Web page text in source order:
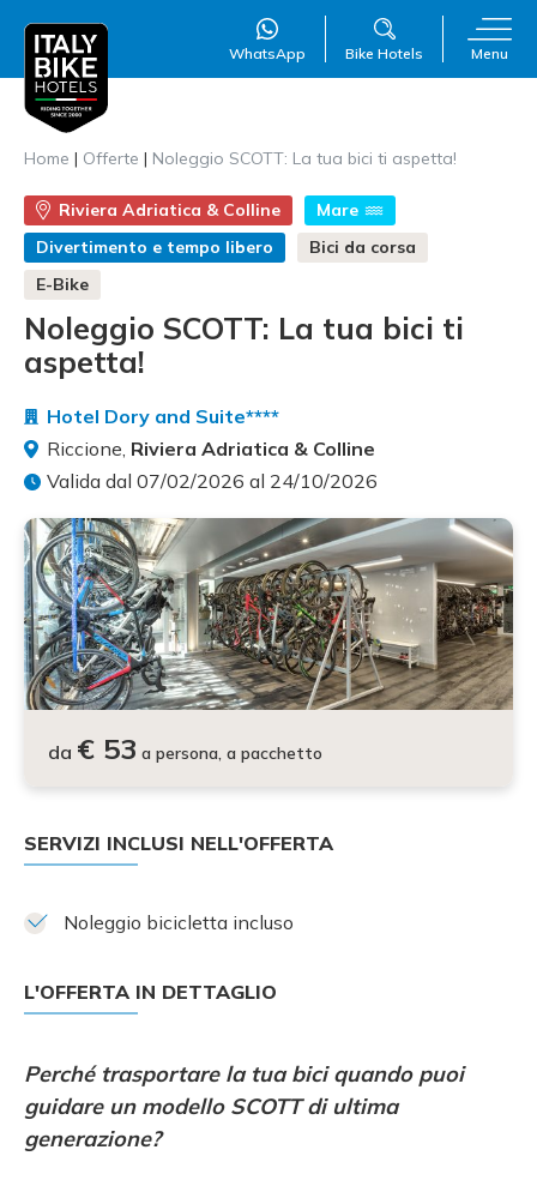
Menu
Bike Hotels
WhatsApp
Home | Offerte | Noleggio SCOTT: La tua bici ti aspetta!
Riviera Adriatica & Colline
Mare
Divertimento e tempo libero
Bici da corsa
E-Bike
Noleggio SCOTT: La tua bici ti
aspetta!
Hotel Dory and Suite****
Riccione, Riviera Adriatica & Colline
Valida dal 07/02/2026 al 24/10/2026
da € 53 a persona, a pacchetto
SERVIZI INCLUSI NELL'OFFERTA
Noleggio bicicletta incluso
L'OFFERTA IN DETTAGLIO
Perché trasportare la tua bici quando puoi
guidare un modello SCOTT di ultima
generazione?
WillAI
●Online